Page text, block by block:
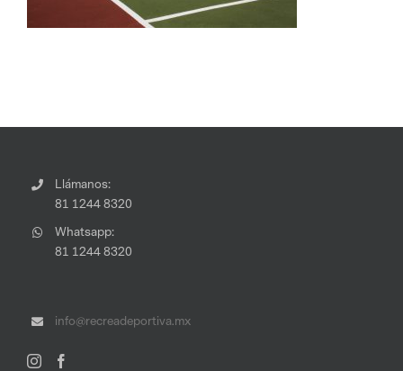
Llámanos:
81 1244 8320
Whatsapp:
81 1244 8320
info@recreadeportiva.mx